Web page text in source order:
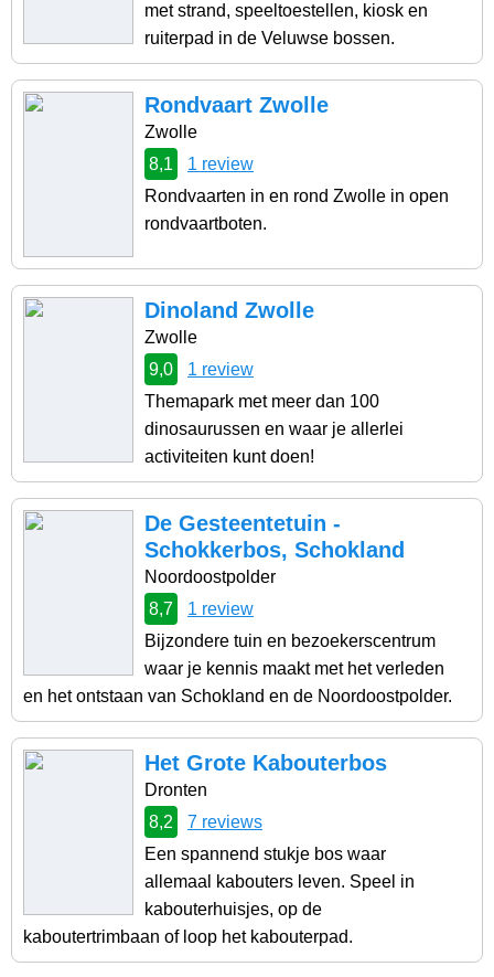
met strand, speeltoestellen, kiosk en
ruiterpad in de Veluwse bossen.
Rondvaart Zwolle
Zwolle
8,1
1 review
Rondvaarten in en rond Zwolle in open
rondvaartboten.
Dinoland Zwolle
Zwolle
9,0
1 review
Themapark met meer dan 100
dinosaurussen en waar je allerlei
activiteiten kunt doen!
De Gesteentetuin -
Schokkerbos, Schokland
Noordoostpolder
8,7
1 review
Bijzondere tuin en bezoekerscentrum
waar je kennis maakt met het verleden
en het ontstaan van Schokland en de Noordoostpolder.
Het Grote Kabouterbos
Dronten
8,2
7 reviews
Een spannend stukje bos waar
allemaal kabouters leven. Speel in
kabouterhuisjes, op de
kaboutertrimbaan of loop het kabouterpad.